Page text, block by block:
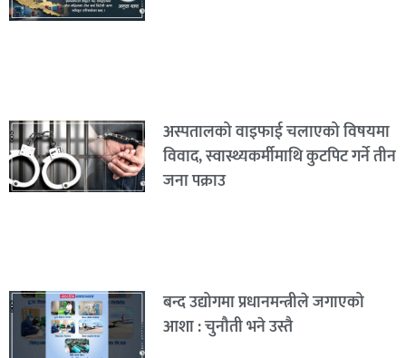
अस्पतालको वाइफाई चलाएको विषयमा
विवाद, स्वास्थ्यकर्मीमाथि कुटपिट गर्ने तीन
जना पक्राउ
बन्द उद्योगमा प्रधानमन्त्रीले जगाएको
आशा : चुनौती भने उस्तै